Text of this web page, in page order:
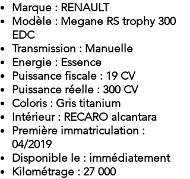
Marque : RENAULT
Modèle : Megane RS trophy 300
EDC
Transmission : Manuelle
Energie : Essence
Puissance fiscale : 19 CV
Puissance réelle : 300 CV
Coloris : Gris titanium
Intérieur : RECARO alcantara
Première immatriculation :
04/2019
Disponible le : immédiatement
Kilométrage : 27 000